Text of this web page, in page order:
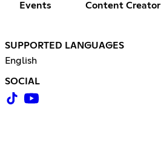
Events Content Creator
SUPPORTED LANGUAGES
English
SOCIAL